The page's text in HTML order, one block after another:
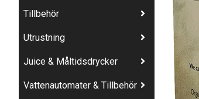
Tillbehör
Utrustning
Juice & Måltidsdrycker
Vattenautomater & Tillbehör